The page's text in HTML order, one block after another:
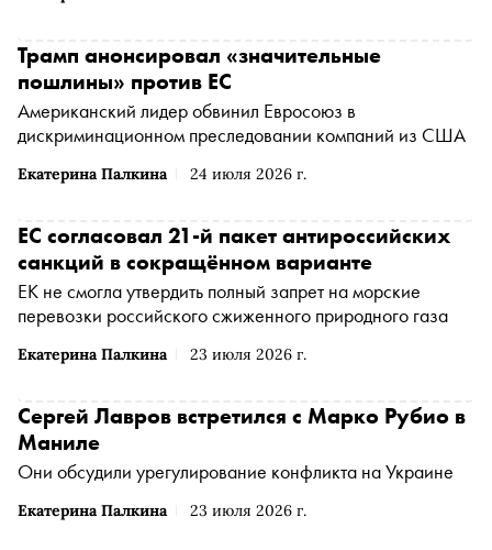
Екатерина Палкина 24 июля 2026 г.
Трамп анонсировал «значительные
пошлины» против ЕС
Американский лидер обвинил Евросоюз в
дискриминационном преследовании компаний из США
Екатерина Палкина 23 июля 2026 г.
ЕС согласовал 21-й пакет антироссийских
санкций в сокращённом варианте
ЕК не смогла утвердить полный запрет на морские
перевозки российского сжиженного природного газа
Екатерина Палкина 23 июля 2026 г.
Сергей Лавров встретился с Марко Рубио в
Маниле
Они обсудили урегулирование конфликта на Украине